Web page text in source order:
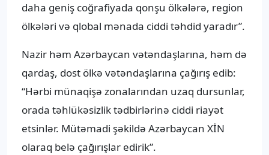
daha geniş coğrafiyada qonşu ölkələrə, region
ölkələri və qlobal mənada ciddi təhdid yaradır”.
Nazir həm Azərbaycan vətəndaşlarına, həm də
qardaş, dost ölkə vətəndaşlarına çağırış edib:
“Hərbi münaqişə zonalarından uzaq dursunlar,
orada təhlükəsizlik tədbirlərinə ciddi riayət
etsinlər. Mütəmadi şəkildə Azərbaycan XİN
olaraq belə çağırışlar edirik”.